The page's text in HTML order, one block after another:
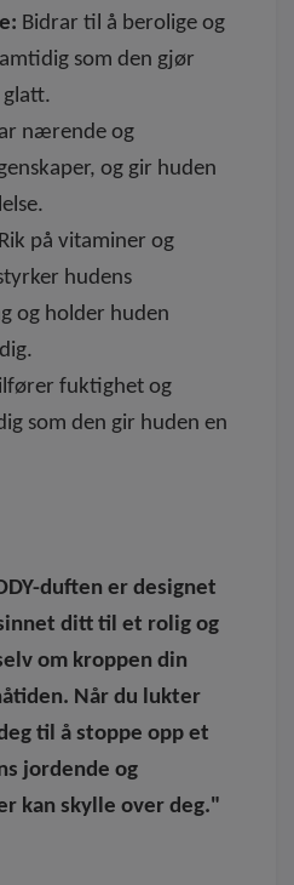
Bidrar til å berolige og
som den gjør
glatt.
nærende og
og gir huden
Rik på vitaminer og
hudens
og holder huden
fuktighet og
som den gir huden en
duften er designet
ditt til et rolig og
om kroppen din
Når du lukter
til å stoppe opp et
jordende og
kan skylle over deg."